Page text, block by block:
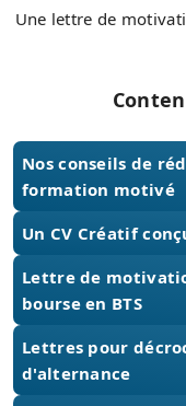
Une lettre de
Nos conseils de
formation motivé
Un CV Créatif
Lettre de
bourse en BTS
Lettres pour
d'alternance